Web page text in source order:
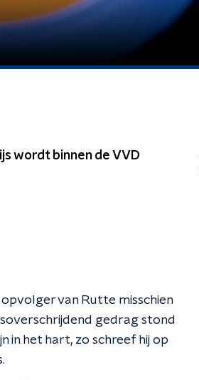
wordt binnen de VVD
van Rutte misschien
gedrag stond
in het hart, zo schreef hij op